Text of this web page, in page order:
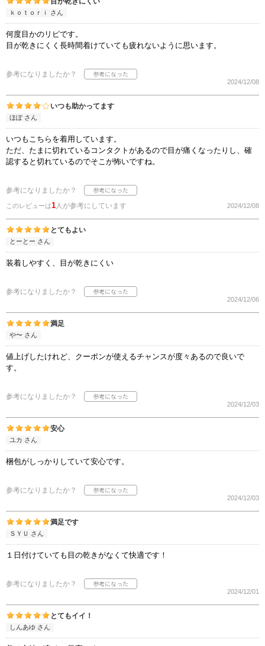
ｋｏｔｏｒｉ さん
何度目かのリピです。
目が乾きにくく長時間着けていても疲れないように思います。
参考になりましたか？
2024/12/08
いつも助かってます
ほぽ さん
いつもこちらを着用しています。
ただ、たまに切れているコンタクトがあるので目が痛くなったりし、確
認すると切れているのでそこが怖いですね。
参考になりましたか？
このレビューは1人が参考にしています 2024/12/08
とてもよい
とーとー さん
装着しやすく、目が乾きにくい
参考になりましたか？
2024/12/06
満足
や〜 さん
値上げしたけれど、クーポンが使えるチャンスが度々あるので良いで
す。
参考になりましたか？
2024/12/03
安心
ユカ さん
梱包がしっかりしていて安心です。
参考になりましたか？
2024/12/03
満足です
ＳＹＵ さん
１日付けていても目の乾きがなくて快適です！
参考になりましたか？
2024/12/01
とてもイイ！
しんあゆ さん